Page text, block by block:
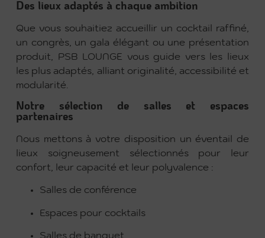
Des lieux adaptés à chaque ambition
Que vous souhaitiez accueillir un cocktail raffiné,
un congrès, un gala élégant ou une présentation
produit, PSB LOUNGE vous guide vers les lieux
les plus adaptés, alliant originalité, accessibilité et
modularité.
Notre sélection de salles et espaces
partenaires
Nous mettons à votre disposition un éventail de
lieux soigneusement sélectionnés pour leur
confort, leur capacité et leur polyvalence :
Salles de conférence
Espaces pour cocktails
Salles de banquet